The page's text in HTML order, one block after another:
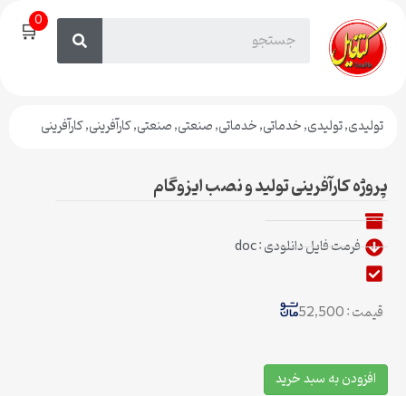
🛒0
تولیدی,تولیدی,خدماتی,خدماتی,صنعتی,صنعتی,کارآفرینی,کارآفرینی
پروژه کارآفرینی تولید و نصب ایزوگام
فرمت فایل دانلودی : doc
قیمت : 52,500
افزودن به سبد خرید